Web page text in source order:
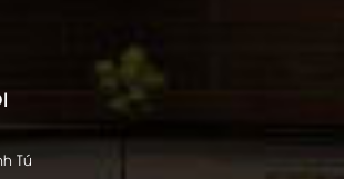
Tú